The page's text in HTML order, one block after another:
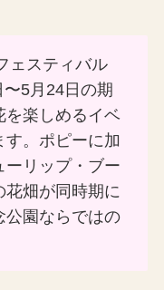
ェスティバル
5月24日の期
を楽しめるイベ
す。ポピーに加
ーリップ・ブー
花畑が同時期に
公園ならではの